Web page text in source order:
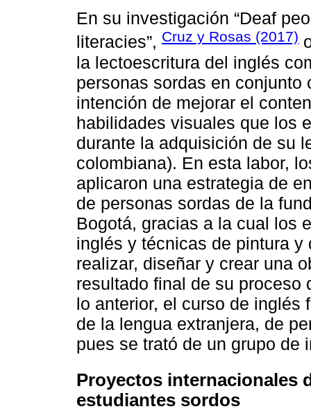
En su investigación “Deaf
literacies”, Cruz y Rosas (2017)
la lectoescritura del inglés
personas sordas en
intención de mejorar el
habilidades visuales que los
durante la adquisición de su
colombiana). En esta labor,
aplicaron una estrategia de
de personas sordas de la
Bogotá, gracias a la cual los
inglés y técnicas de pintura y
realizar, diseñar y crear una
resultado final de su proceso
lo anterior, el curso de inglés
de la lengua extranjera, de
pues se trató de un grupo de
Proyectos internacionales
estudiantes sordos